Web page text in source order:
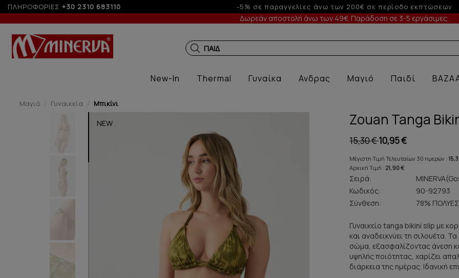
ΠΛΗΡΟΦΟΡΙΕΣ +30 2310 683110 Έως 6 άτοκες δόσεις με πιστωτική άνω των 100€
Δωρεάν αποστολή άνω των 49€. Παράδοση σε 3-5 εργάσιμες.
ΠΑΙΔΙΚΑ ΕΣΩΡΟΥΧΑ
New-In Thermal Γυναίκα Ανδρας Μαγιό Παιδί
Μαγιό Γυναικεία Μπικίνι
NEW Zouan Tanga
15,30 €10,95 €
Μέγιστη Τιμή Τελευταίων 30 ημερών :
Αρχική Τιμή : 21,90 €
Σειρά:
Κωδικός:
90-92793
Σύνθεση:
78%
Γυναικείο tanga bikini slip με
και αναδεικνύει τη σιλουέτα.
σώμα, εξασφαλίζοντας άνεση
υψηλής ποιότητας, χαρίζει
διάρκεια της ημέρας. Ιδανική